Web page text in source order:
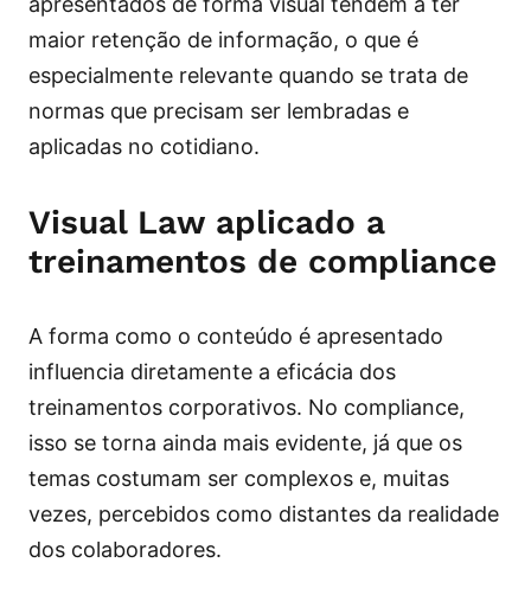
maior retenção de informação, o que é
especialmente relevante quando se trata de
normas que precisam ser lembradas e
aplicadas no cotidiano.
Visual Law aplicado a
treinamentos de compliance
A forma como o conteúdo é apresentado
influencia diretamente a eficácia dos
treinamentos corporativos. No compliance,
isso se torna ainda mais evidente, já que os
temas costumam ser complexos e, muitas
vezes, percebidos como distantes da realidade
dos colaboradores.